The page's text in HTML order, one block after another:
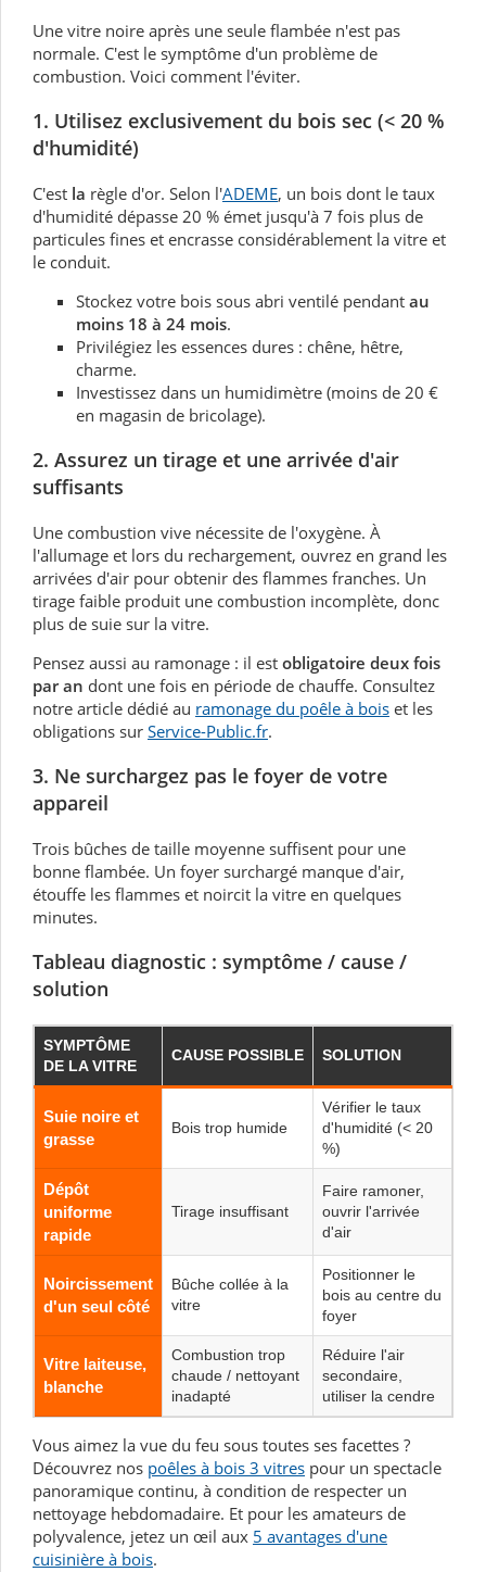
Une vitre noire après une seule flambée n'est pas
normale. C'est le symptôme d'un problème de
combustion. Voici comment l'éviter.
1. Utilisez exclusivement du bois sec (< 20 %
d'humidité)
C'est la règle d'or. Selon l'ADEME, un bois dont le taux
d'humidité dépasse 20 % émet jusqu'à 7 fois plus de
particules fines et encrasse considérablement la vitre et
le conduit.
Stockez votre bois sous abri ventilé pendant au
moins 18 à 24 mois.
Privilégiez les essences dures : chêne, hêtre,
charme.
Investissez dans un humidimètre (moins de 20 €
en magasin de bricolage).
2. Assurez un tirage et une arrivée d'air
suffisants
Une combustion vive nécessite de l'oxygène. À
l'allumage et lors du rechargement, ouvrez en grand les
arrivées d'air pour obtenir des flammes franches. Un
tirage faible produit une combustion incomplète, donc
plus de suie sur la vitre.
Pensez aussi au ramonage : il est obligatoire deux fois
par an dont une fois en période de chauffe. Consultez
notre article dédié au ramonage du poêle à bois et les
obligations sur Service-Public.fr.
3. Ne surchargez pas le foyer de votre
appareil
Trois bûches de taille moyenne suffisent pour une
bonne flambée. Un foyer surchargé manque d'air,
étouffe les flammes et noircit la vitre en quelques
minutes.
Tableau diagnostic : symptôme / cause /
solution
SYMPTÔME
DE LA VITRE
CAUSE POSSIBLE SOLUTION
Suie noire et
grasse
Bois trop humide
Vérifier le taux
d'humidité (< 20
%)
Dépôt
uniforme
rapide
Tirage insuffisant
Faire ramoner,
ouvrir l'arrivée
d'air
Noircissement
d'un seul côté
Bûche collée à la
vitre
Positionner le
bois au centre du
foyer
Vitre laiteuse,
blanche
Combustion trop
chaude / nettoyant
inadapté
Réduire l'air
secondaire,
utiliser la cendre
Vous aimez la vue du feu sous toutes ses facettes ?
Découvrez nos poêles à bois 3 vitres pour un spectacle
panoramique continu, à condition de respecter un
nettoyage hebdomadaire. Et pour les amateurs de
polyvalence, jetez un œil aux 5 avantages d'une
cuisinière à bois.